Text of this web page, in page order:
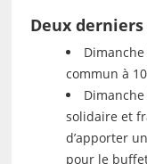
Deux derniers
commun à
solidaire et
d’apporter
pour le